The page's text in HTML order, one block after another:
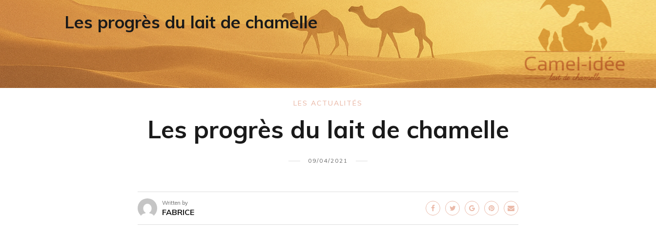
Les progrès du lait de chamelle
LES ACTUALITÉS
Les progrès du lait de chamelle
09/04/2021
Written by
FABRICE